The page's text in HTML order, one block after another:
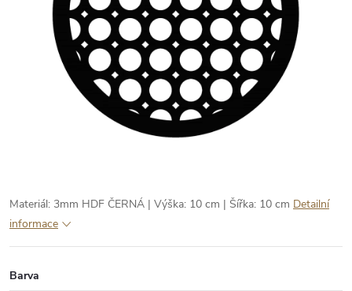
Materiál: 3mm HDF ČERNÁ | Výška: 10 cm | Šířka: 10 cm Detailní
informace
Barva